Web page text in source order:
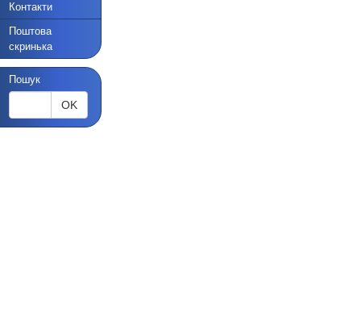
Контакти
Поштова
скринька
Пошук
OK